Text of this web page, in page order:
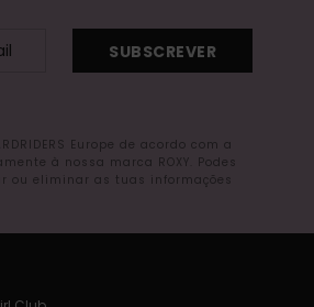
SUBSCREVER
Europe de acordo com a
à nossa marca ROXY. Podes
ou eliminar as tuas informações